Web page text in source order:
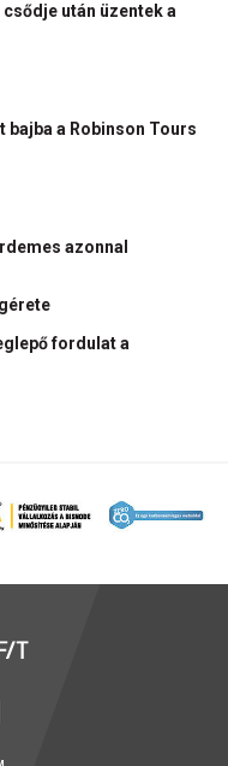
után üzentek a
bajba a Robinson Tours
azonnal
fordulat a